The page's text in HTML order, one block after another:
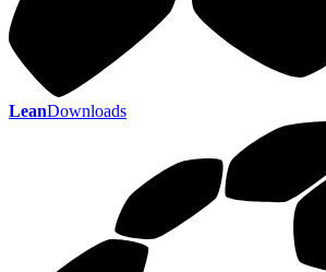
LeanDownloads